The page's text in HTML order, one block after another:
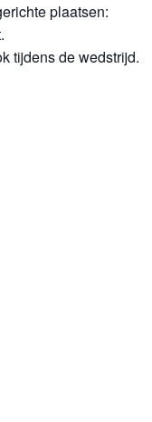
plaatsen:
tijdens de wedstrijd.